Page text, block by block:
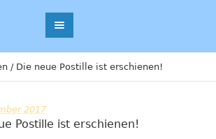
/ Die neue Postille ist erschienen!
2017
Postille ist erschienen!